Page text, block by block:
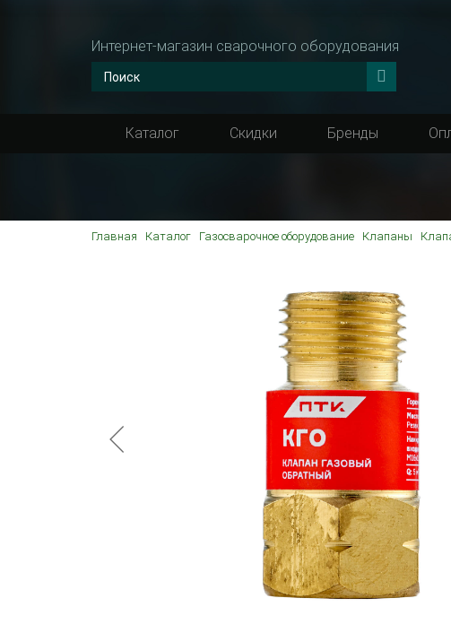
Интернет-магазин сварочного оборудования
Каталог Скидки Бренды
Главная Каталог Газосварочное оборудование Клапаны